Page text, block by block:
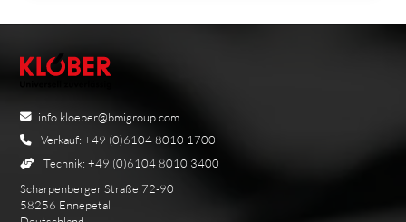
info.kloeber@bmigroup.com
Verkauf: +49 (0)6104 8010 1700
Technik: +49 (0)6104 8010 3400
Scharpenberger Straße 72-90
58256 Ennepetal